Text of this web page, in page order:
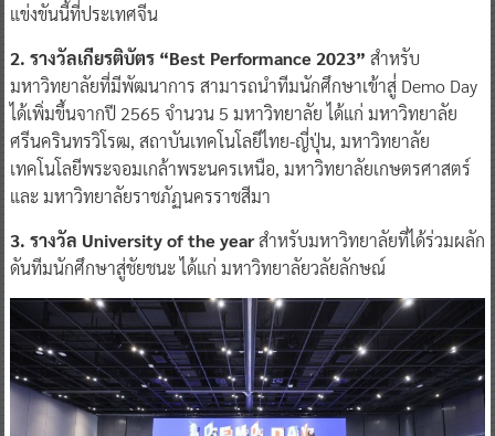
แข่งขันนี้ที่ประเทศจีน
2. รางวัลเกียรติบัตร “Best Performance 2023” สำหรับ
มหาวิทยาลัยที่มีพัฒนาการ สามารถนำทีมนักศึกษาเข้าสู่่ Demo Day
ได้เพิ่มขึ้นจากปี 2565 จำนวน 5 มหาวิทยาลัย ได้แก่ มหาวิทยาลัย
ศรีนครินทรวิโรฒ, สถาบันเทคโนโลยีไทย-ญี่ปุ่น, มหาวิทยาลัย
เทคโนโลยีพระจอมเกล้าพระนครเหนือ, มหาวิทยาลัยเกษตรศาสตร์
และ มหาวิทยาลัยราชภัฏนครราชสีมา
3. รางวัล University of the yearสำหรับมหาวิทยาลัยที่ได้ร่วมผลัก
ดันทีมนักศึกษาสู่ชัยชนะ ได้แก่ มหาวิทยาลัยวลัยลักษณ์